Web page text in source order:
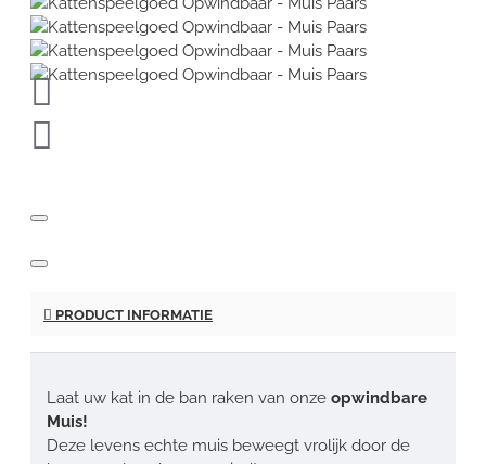
PRODUCT INFORMATIE
Laat uw kat in de ban raken van onze opwindbare
Muis!
Deze levens echte muis beweegt vrolijk door de